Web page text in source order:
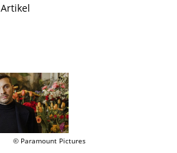
Artikel
© Paramount Pictures